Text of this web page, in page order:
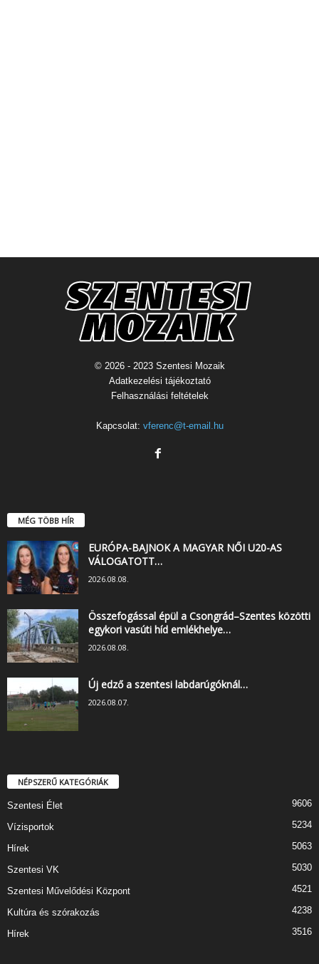
© 2026 - 2023 Szentesi Mozaik
Adatkezelési tájékoztató
Felhasználási feltételek
Kapcsolat: vferenc@t-email.hu
MÉG TÖBB HÍR
EURÓPA-BAJNOK A MAGYAR NŐI U20-AS
VÁLOGATOTT…
2026.08.08.
Összefogással épül a Csongrád–Szentes közötti
egykori vasúti híd emlékhelye…
2026.08.08.
Új edző a szentesi labdarúgóknál…
2026.08.07.
NÉPSZERŰ KATEGÓRIÁK
Szentesi Élet 9606
Vízisportok 5234
Hírek 5063
Szentesi VK 5030
Szentesi Művelődési Központ 4521
Kultúra és szórakozás 4238
Hírek 3516